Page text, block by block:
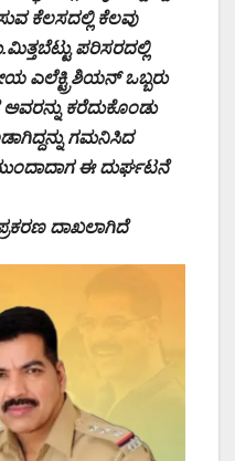
ಕೆಲಸದಲ್ಲಿ ಕೆಲವು
ಪರಿಸರದಲ್ಲಿ
ಎಲೆಕ್ಟ್ರಿಶಿಯನ್ ಒಬ್ಬರು
ಕರೆದುಕೊಂಡು
ಗಮನಿಸಿದ
ಈ ದುರ್ಘಟನೆ
ದಾಖಲಾಗಿದೆ